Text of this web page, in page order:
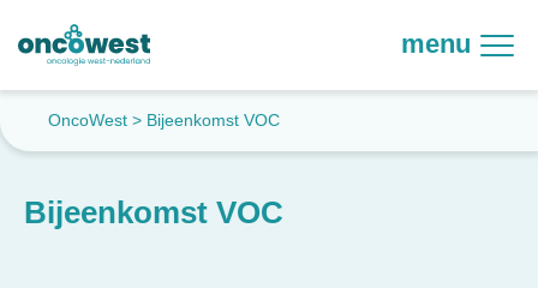
menu
OncoWest > Bijeenkomst VOC
Bijeenkomst VOC